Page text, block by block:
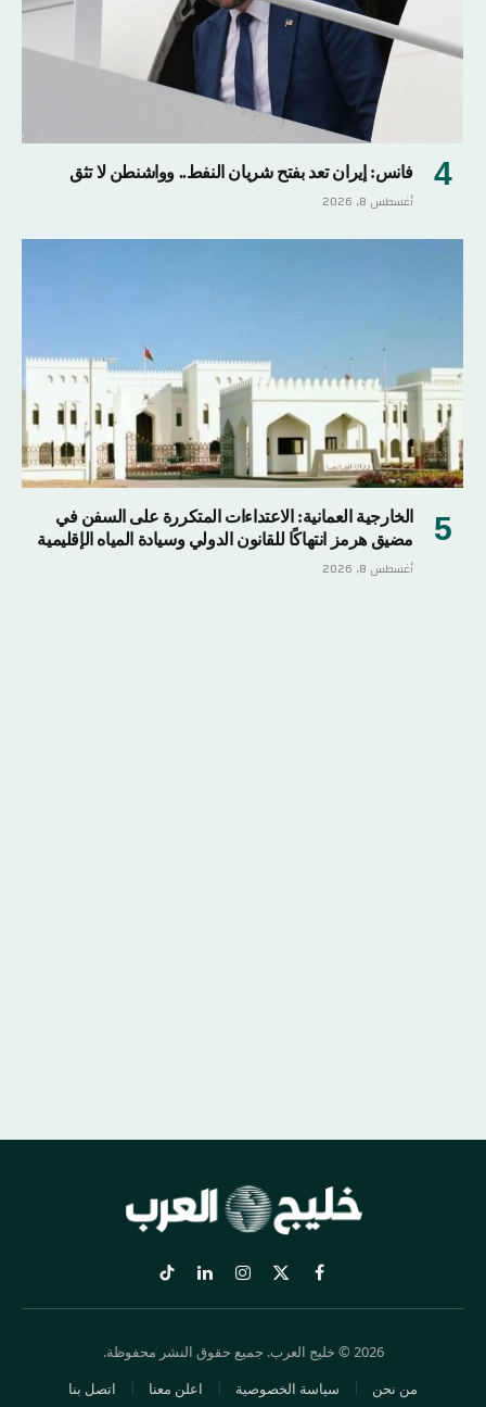
فانس: إيران تعد بفتح شريان النفط.. وواشنطن لا تثق
أغسطس 8, 2026
الخارجية العمانية: الاعتداءات المتكررة على السفن في
مضيق هرمز انتهاكًا للقانون الدولي وسيادة المياه الإقليمية
أغسطس 8, 2026
فيسبوك
X
(Twitter)
الانستغراملينكدإنتيكتوك
2026 © خليج العرب. جميع حقوق النشر محفوظة.
من نحن
سياسة الخصوصية اعلن معنا اتصل بنا